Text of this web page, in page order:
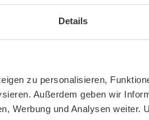
Details
zu personalisieren,
Außerdem geben wir
Werbung und Analysen weiter.
das Iliotibiale
des
führt.
Zu den
plötzliche
häufiges